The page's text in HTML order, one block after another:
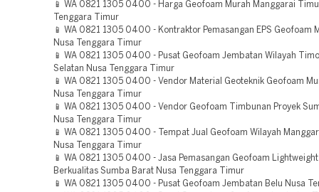
📱 WA 0821 1305 0400 - Harga Geofoam Murah Manggarai
Tenggara Timur
📱 WA 0821 1305 0400 - Kontraktor Pemasangan EPS Geofoam
Nusa Tenggara Timur
📱 WA 0821 1305 0400 - Pusat Geofoam Jembatan Wilayah
Selatan Nusa Tenggara Timur
📱 WA 0821 1305 0400 - Vendor Material Geoteknik Geofoam
Nusa Tenggara Timur
📱 WA 0821 1305 0400 - Vendor Geofoam Timbunan Proyek
Nusa Tenggara Timur
📱 WA 0821 1305 0400 - Tempat Jual Geofoam Wilayah
Nusa Tenggara Timur
📱 WA 0821 1305 0400 - Jasa Pemasangan Geofoam
Berkualitas Sumba Barat Nusa Tenggara Timur
📱 WA 0821 1305 0400 - Pusat Geofoam Jembatan Belu Nusa